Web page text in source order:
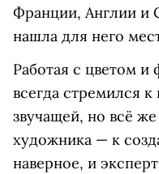
Франции, Англии и
нашла для него
Работая с цветом
всегда стремился
звучащей, но всё
художника — к
наверное, и